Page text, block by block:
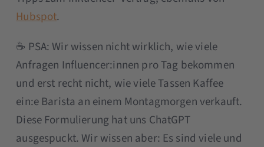
Hubspot.
☕️ PSA: Wir wissen nicht wirklich, wie viele
Anfragen Influencer:innen pro Tag bekommen
und erst recht nicht, wie viele Tassen Kaffee
ein:e Barista an einem Montagmorgen verkauft.
Diese Formulierung hat uns ChatGPT
ausgespuckt. Wir wissen aber: Es sind viele und